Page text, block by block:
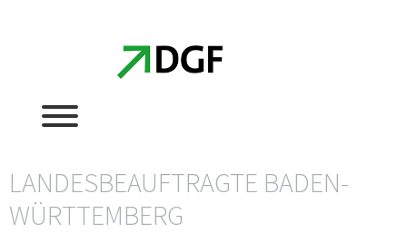
LANDESBEAUFTRAGTE BADEN-
WÜRTTEMBERG